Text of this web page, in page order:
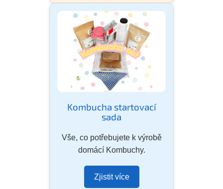
Kombucha startovací
sada
Vše, co potřebujete k výrobě
domácí Kombuchy.
Zjistit více